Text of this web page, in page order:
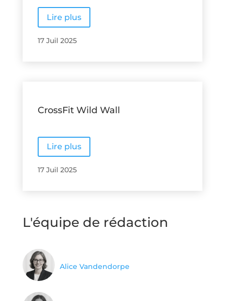
Lire plus
17 Juil 2025
CrossFit Wild Wall
Lire plus
17 Juil 2025
L'équipe de rédaction
Alice Vandendorpe